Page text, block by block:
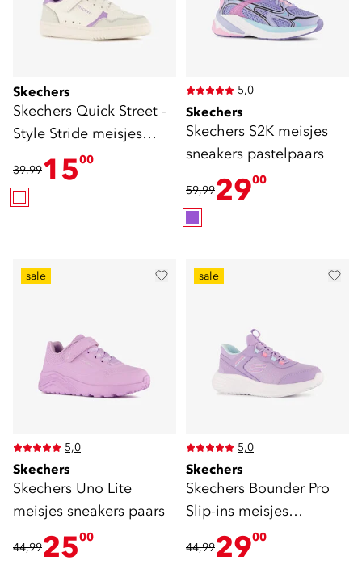
Skechers
Skechers Quick Street -
Style Stride meisjes
sneakers wit
39,991500
5,0
Skechers
Skechers S2K meisjes
sneakers pastelpaars
59,992900
sale
5,0
Skechers
Skechers Uno Lite
meisjes sneakers paars
44,992500
sale
5,0
Skechers
Skechers Bounder Pro
Slip-ins meisjes
sneakers paars
44,992900